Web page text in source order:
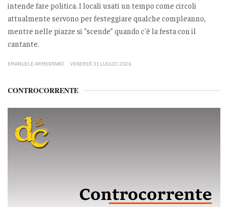
intende fare politica. I locali usati un tempo come circoli
attualmente servono per festeggiare qualche compleanno,
mentre nelle piazze si “scende” quando c'è la festa con il
cantante.
EMANUELE ARMENTANO VENERDÌ 31 LUGLIO 2026
CONTROCORRENTE